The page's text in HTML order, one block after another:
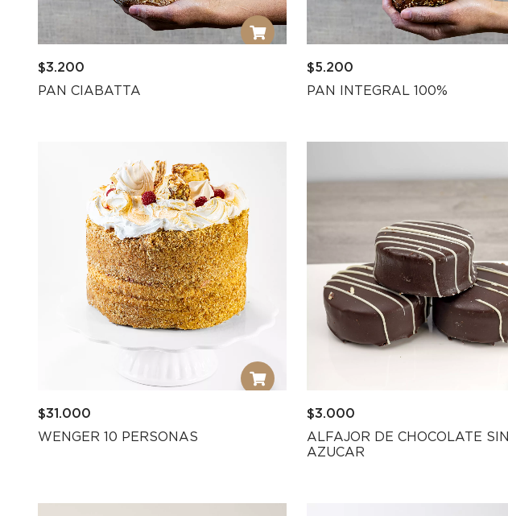
$3.200
PAN CIABATTA
$5.200
PAN INTEGRAL 100%
$31.000
WENGER 10 PERSONAS
$3.000
ALFAJOR DE CHOCOLATE SIN
AZUCAR